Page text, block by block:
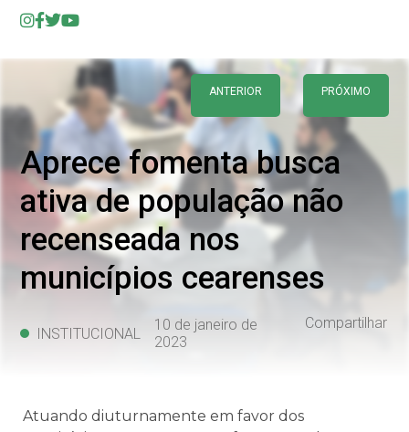
ANTERIOR PRÓXIMO
Aprece fomenta busca
ativa de população não
recenseada nos
municípios cearenses
INSTITUCIONAL
10 de janeiro de
2023
Compartilhar
Atuando diuturnamente em favor dos